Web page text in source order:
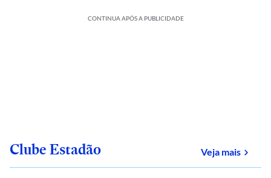
CONTINUA APÓS A PUBLICIDADE
Clube Estadão Veja maissobre